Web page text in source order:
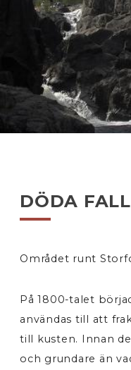
DÖDA
Området runt
På 1800-talet
användas till att
till kusten. Innan
och grundare än